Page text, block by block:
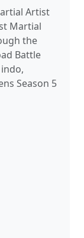
Artist
Martial
the
Battle
Season 5